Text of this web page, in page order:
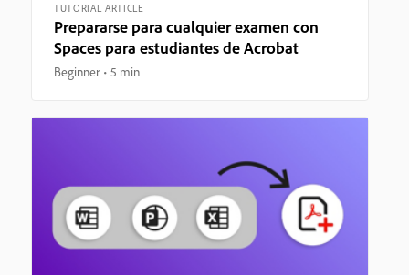
TUTORIAL ARTICLE
Prepararse para cualquier examen con
Spaces para estudiantes de Acrobat
Beginner 5 min